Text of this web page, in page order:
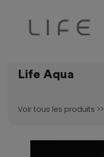
Life Aqua
Voir tous les produits >>